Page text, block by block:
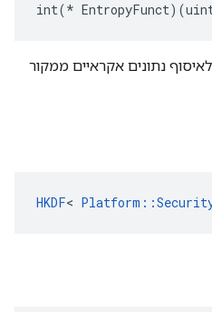
int(*
נתונים אקראיים ממקור
HKDF<